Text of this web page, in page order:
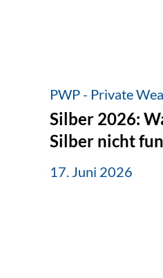
PWP - Private
Silber 2026:
Silber nicht
17. Juni 2026